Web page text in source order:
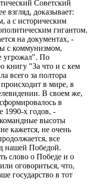
Советский
взгляд, доказывает:
а с историческим
гигантом.
на документах, -
с коммунизмом,
угрожал". По
книгу "За что и с кем
всего за полтора
в мире, в
В своем же,
в
1990-х годов, -
высоты
кажется, не очень
все
нашей Победой.
слово о Победе и о
оговориться, что,
государство в тот